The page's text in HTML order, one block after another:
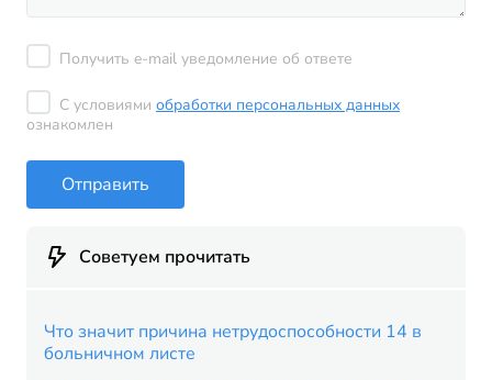
Получить e-mail уведомление об ответе
С условиями обработки персональных данных
ознакомлен
Отправить
Советуем прочитать
Что значит причина нетрудоспособности 14 в
больничном листе